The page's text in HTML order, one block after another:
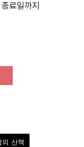
료일까지
의 산책